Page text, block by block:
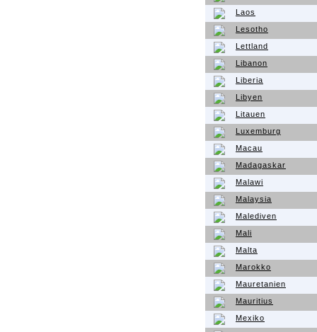
Laos
Lesotho
Lettland
Libanon
Liberia
Libyen
Litauen
Luxemburg
Macau
Madagaskar
Malawi
Malaysia
Malediven
Mali
Malta
Marokko
Mauretanien
Mauritius
Mexiko